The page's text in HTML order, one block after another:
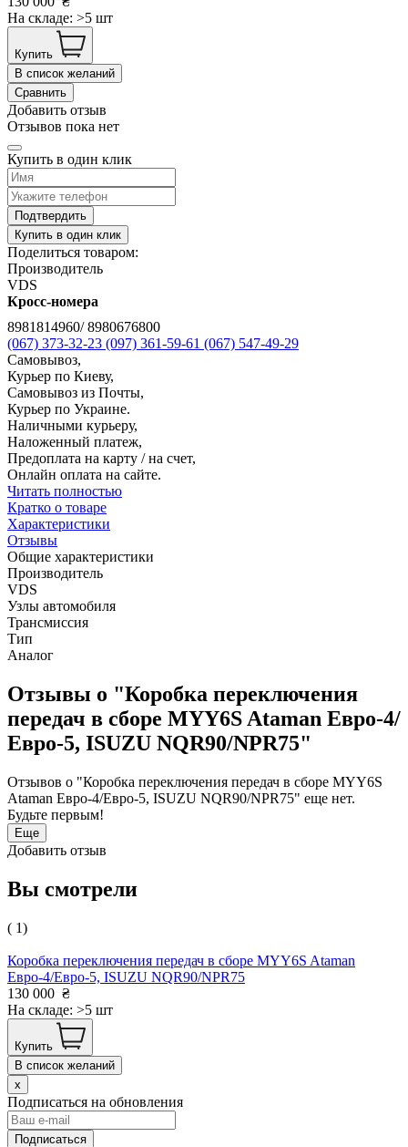
На складе: >5 шт
Купить
В список желаний
Сравнить
Добавить отзыв
Отзывов пока нет
Купить в один клик
Подтвердить
Купить в один клик
Поделиться товаром:
Производитель
VDS
Кросс-номера
8981814960/ 8980676800
(067) 373-32-23 (097) 361-59-61 (067) 547-49-29
Самовывоз,
Курьер по Киеву,
Самовывоз из Почты,
Курьер по Украине.
Наличными курьеру,
Наложенный платеж,
Предоплата на карту / на счет,
Онлайн оплата на сайте.
Читать полностью
Кратко о товаре
Характеристики
Отзывы
Общие характеристики
Производитель
VDS
Узлы автомобиля
Трансмиссия
Тип
Аналог
Отзывы о "Коробка переключения
передач в сборе MYY6S Ataman Евро-4/
Евро-5, ISUZU NQR90/NPR75"
Отзывов о "Коробка переключения передач в сборе MYY6S
Ataman Евро-4/Евро-5, ISUZU NQR90/NPR75" еще нет.
Будьте первым!
Еще
Добавить отзыв
Вы смотрели
( 1)
Коробка переключения передач в сборе MYY6S Ataman
Евро-4/Евро-5, ISUZU NQR90/NPR75
130 000 ₴
На складе: >5 шт
Купить
В список желаний
x
Подписаться на обновления